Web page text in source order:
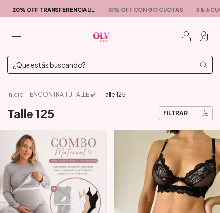
20% OFF TRANSFERENCIA ❤️‍🔥 10% OFF CON GO CUOTAS 3 & 6
0
Inicio . ENCONTRA TU TALLE ✔️ . Talle 125
Talle 125 FILTRAR